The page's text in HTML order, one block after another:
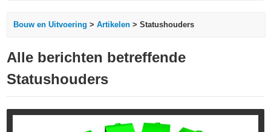
Bouw en Uitvoering >Artikelen > Statushouders
Alle berichten betreffende
Statushouders